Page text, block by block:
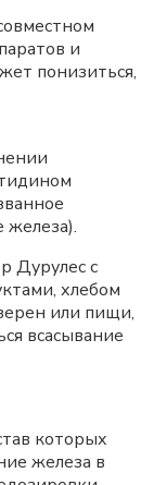
и
понизиться,
Дурулес с
хлебом
или пищи,
всасывание
которых
железа в